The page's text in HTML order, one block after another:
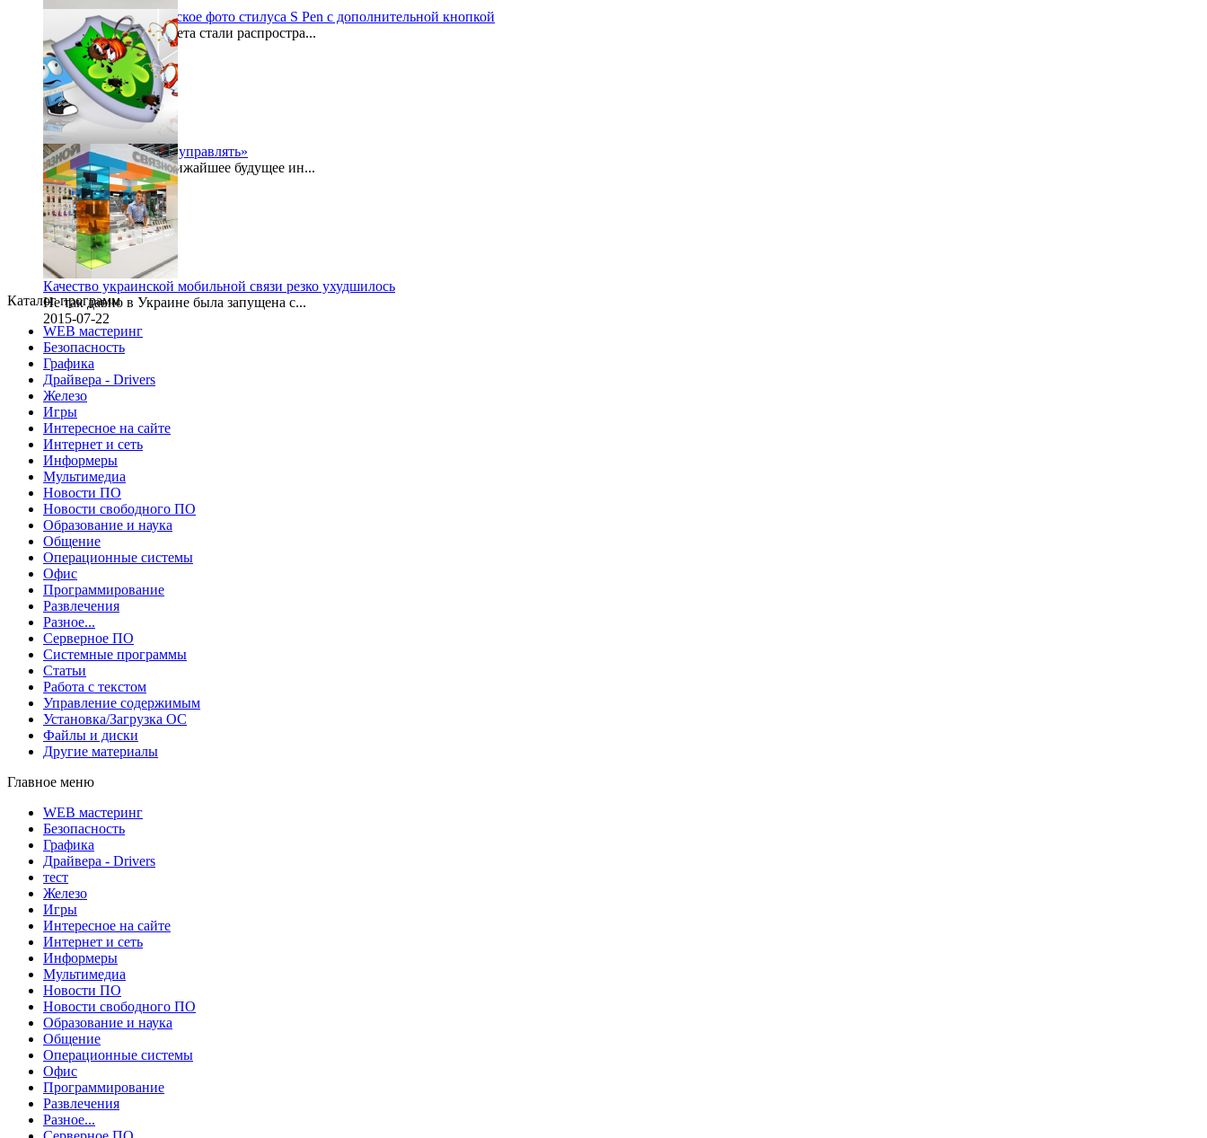
Galaxy Note 5: шпионское фото стилуса S Pen с дополнительной кнопкой
По просторам интернета стали распростра...
2015-07-27
«Безопасностью надо управлять»
Буквально в самое ближайшее будущее ин...
2015-07-24
Качество украинской мобильной связи резко ухудшилось
Не так давно в Украине была запущена с...
2015-07-22
Каталог программ
WEB мастеринг
Безопасность
Графика
Драйвера - Drivers
Железо
Игры
Интересное на сайте
Интернет и сеть
Информеры
Мультимедиа
Новости ПО
Новости свободного ПО
Образование и наука
Общение
Операционные системы
Офис
Программирование
Развлечения
Разное...
Серверное ПО
Системные программы
Статьи
Работа с текстом
Управление содержимым
Установка/Загрузка ОС
Файлы и диски
Другие материалы
Главное меню
WEB мастеринг
Безопасность
Графика
Драйвера - Drivers
тест
Железо
Игры
Интересное на сайте
Интернет и сеть
Информеры
Мультимедиа
Новости ПО
Новости свободного ПО
Образование и наука
Общение
Операционные системы
Офис
Программирование
Развлечения
Разное...